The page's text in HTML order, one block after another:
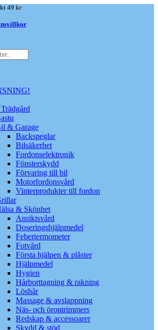
49 kr
& Garage
Backspeglar
Bilsäkerhet
Fordonselektronik
Fönsterskydd
Förvaring till bil
Motorfordonsvård
Vinterprodukter till fordon
& Skönhet
Ansiktsvård
Doseringshjälpmedel
Febertermometer
Fotvård
Första hjälpen & plåster
Hjälpmedel
Hygien
Hårborttagning & rakning
Löshår
Massage & avslappning
Näs- och örontrimmers
Redskap & accessoarer
Skydd & stöd